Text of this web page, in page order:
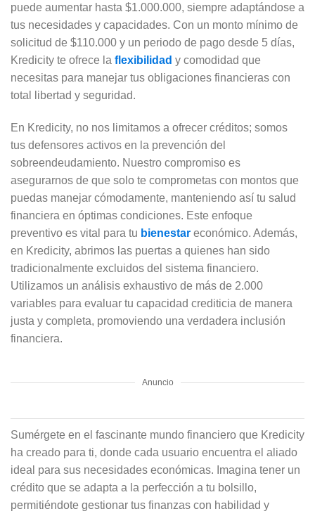
puede aumentar hasta $1.000.000, siempre adaptándose a
tus necesidades y capacidades. Con un monto mínimo de
solicitud de $110.000 y un periodo de pago desde 5 días,
Kredicity te ofrece la flexibilidad y comodidad que
necesitas para manejar tus obligaciones financieras con
total libertad y seguridad.
En Kredicity, no nos limitamos a ofrecer créditos; somos
tus defensores activos en la prevención del
sobreendeudamiento. Nuestro compromiso es
asegurarnos de que solo te comprometas con montos que
puedas manejar cómodamente, manteniendo así tu salud
financiera en óptimas condiciones. Este enfoque
preventivo es vital para tu bienestar económico. Además,
en Kredicity, abrimos las puertas a quienes han sido
tradicionalmente excluidos del sistema financiero.
Utilizamos un análisis exhaustivo de más de 2.000
variables para evaluar tu capacidad crediticia de manera
justa y completa, promoviendo una verdadera inclusión
financiera.
Anuncio
Sumérgete en el fascinante mundo financiero que Kredicity
ha creado para ti, donde cada usuario encuentra el aliado
ideal para sus necesidades económicas. Imagina tener un
crédito que se adapta a la perfección a tu bolsillo,
permitiéndote gestionar tus finanzas con habilidad y